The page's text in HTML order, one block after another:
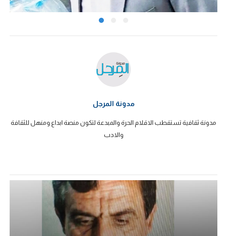
مدونة المرجل
مدونة ثقافية تستقطب الاقلام الحرة والمبدعة لتكون منصة ابداع ومنهل للثقافة
والادب